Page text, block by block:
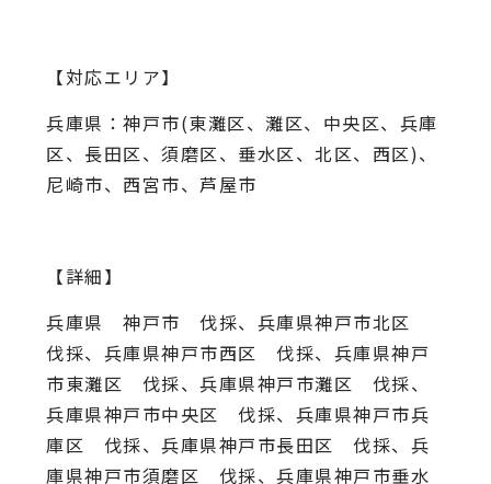
【対応エリア】
兵庫県：神戸市(東灘区、灘区、中央区、兵庫
区、長田区、須磨区、垂水区、北区、西区)、
尼崎市、西宮市、芦屋市
【詳細】
兵庫県 神戸市 伐採、兵庫県神戸市北区
伐採、兵庫県神戸市西区 伐採、兵庫県神戸
市東灘区 伐採、兵庫県神戸市灘区 伐採、
兵庫県神戸市中央区 伐採、兵庫県神戸市兵
庫区 伐採、兵庫県神戸市長田区 伐採、兵
庫県神戸市須磨区 伐採、兵庫県神戸市垂水